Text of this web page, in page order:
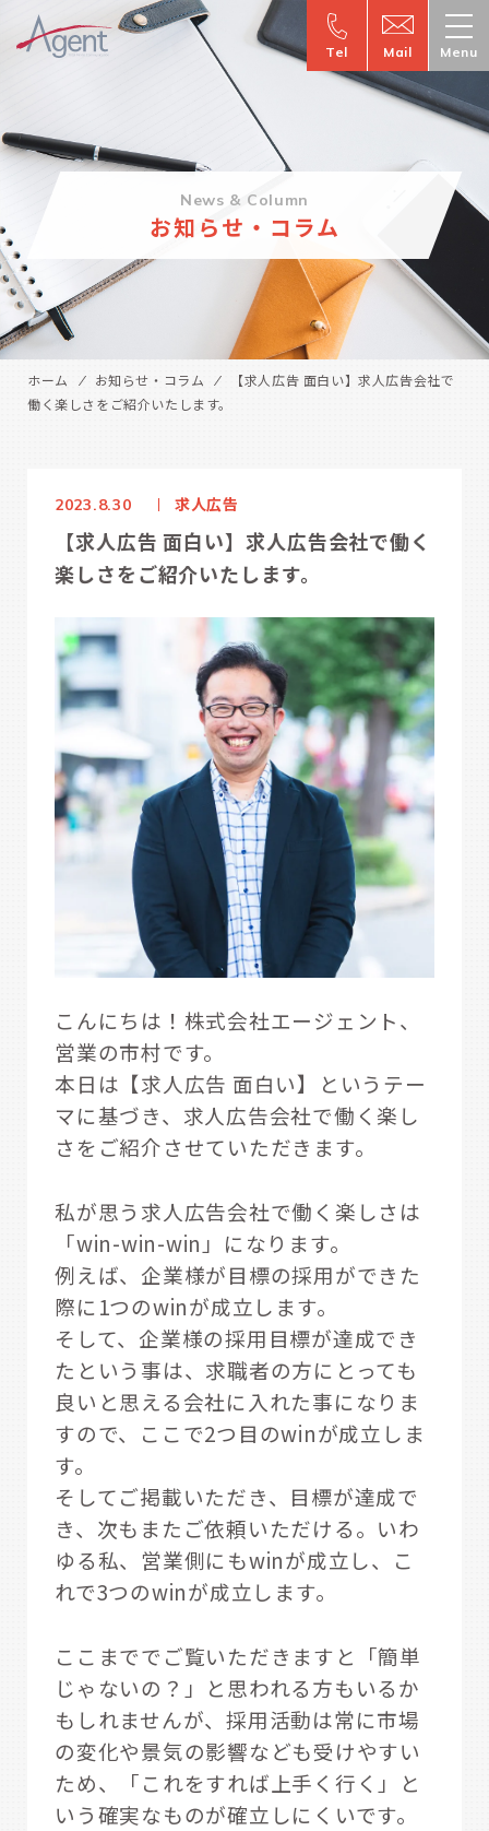
Tel Mail Menu
News & Column
お知らせ・コラム
ホーム お知らせ・コラム
【求人広告 面白い】求人広告会社で
働く楽しさをご紹介いたします。
2023.8.30 求人広告
【求人広告 面白い】求人広告会社で働く
楽しさをご紹介いたします。
こんにちは！株式会社エージェント、
営業の市村です。
本日は【求人広告 面白い】というテー
マに基づき、求人広告会社で働く楽し
さをご紹介させていただきます。
私が思う求人広告会社で働く楽しさは
「win-win-win」になります。
例えば、企業様が目標の採用ができた
際に1つのwinが成立します。
そして、企業様の採用目標が達成でき
たという事は、求職者の方にとっても
良いと思える会社に入れた事になりま
すので、ここで2つ目のwinが成立しま
す。
そしてご掲載いただき、目標が達成で
き、次もまたご依頼いただける。いわ
ゆる私、営業側にもwinが成立し、こ
れで3つのwinが成立します。
ここまででご覧いただきますと「簡単
じゃないの？」と思われる方もいるか
もしれませんが、採用活動は常に市場
の変化や景気の影響なども受けやすい
ため、「これをすれば上手く行く」と
いう確実なものが確立しにくいです。